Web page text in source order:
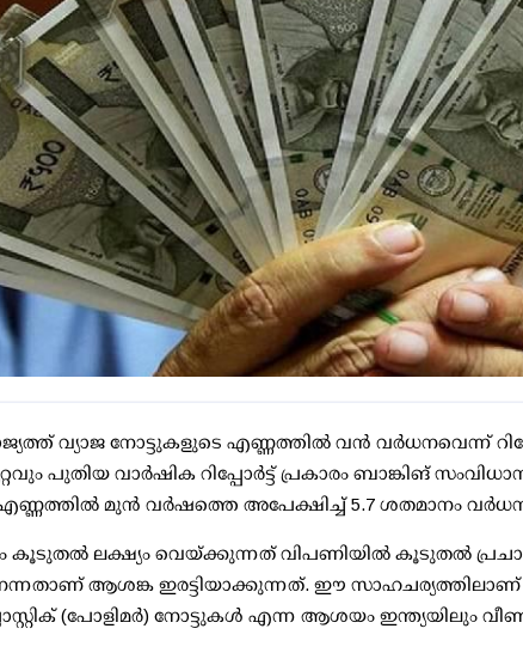
വ്യാജ നോട്ടുകളുടെ എണ്ണത്തില്‍ വന്‍ വര്‍ധനവെന്ന്
പുതിയ വാര്‍ഷിക റിപ്പോര്‍ട്ട് പ്രകാരം ബാങ്കിങ്
മുന്‍ വര്‍ഷത്തെ അപേക്ഷിച്ച് 5.7 ശതമാനം
കൂടുതല്‍ ലക്ഷ്യം വെയ്ക്കുന്നത് വിപണിയില്‍ കൂടുതല്‍
ആശങ്ക ഇരട്ടിയാക്കുന്നത്. ഈ
(പോളിമര്‍) നോട്ടുകള്‍ എന്ന ആശയം ഇന്ത്യയിലും